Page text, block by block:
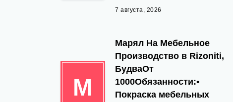
7 августа, 2026
М
Марял На Мебельное
Производство в Rizoniti,
БудваОт
1000Обязанности:•
Покраска мебельных